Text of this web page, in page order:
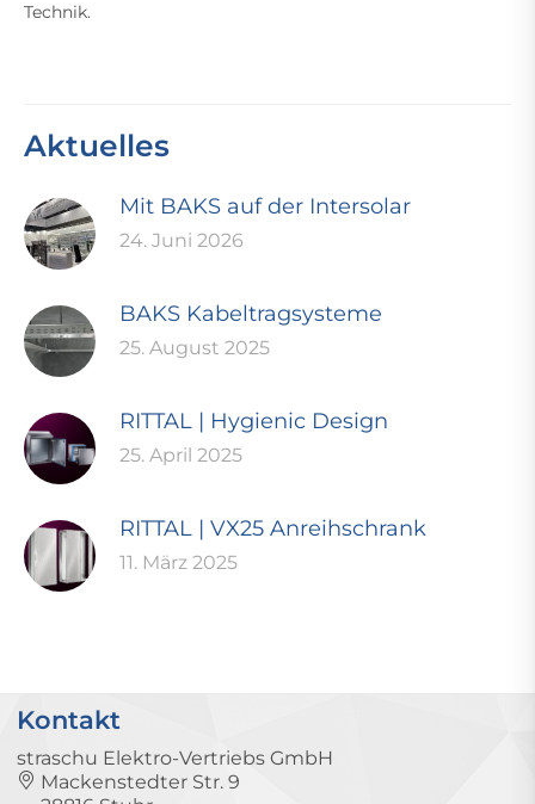
Technik.
Aktuelles
Mit BAKS auf der Intersolar
24. Juni 2026
BAKS Kabeltragsysteme
25. August 2025
RITTAL | Hygienic Design
25. April 2025
RITTAL | VX25 Anreihschrank
11. März 2025
Kontakt
straschu Elektro-Vertriebs GmbH
Mackenstedter Str. 9